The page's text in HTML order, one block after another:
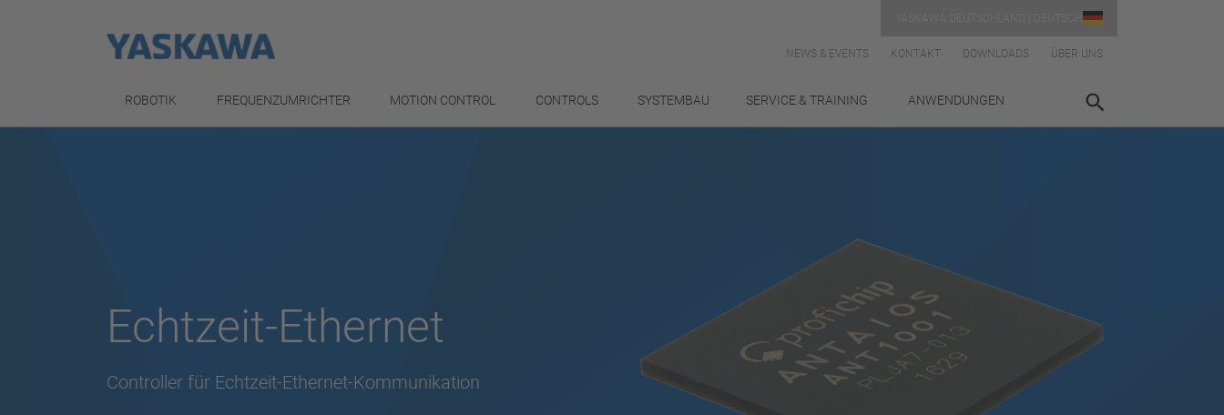
NEWS & EVENTS KONTAKT DOWNLOADS ÜBER UNS
ROBOTIK FREQUENZUMRICHTER MOTION CONTROL CONTROLS SYSTEMBAU SERVICE & TRAINING ANWENDUNGEN
Echtzeit-Ethernet
Controller für Echtzeit-Ethernet-Kommunikation